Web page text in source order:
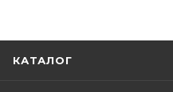
КАТАЛОГ